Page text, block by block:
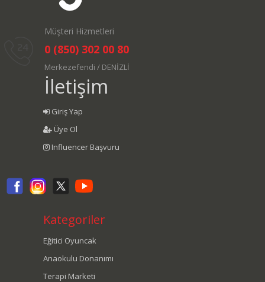
Müşteri Hizmetleri
0 (850) 302 00 80
Merkezefendi / DENİZLİ
İletişim
Giriş Yap
Üye Ol
Influencer Başvuru
Kategoriler
Eğitici Oyuncak
Anaokulu Donanımı
Terapi Marketi